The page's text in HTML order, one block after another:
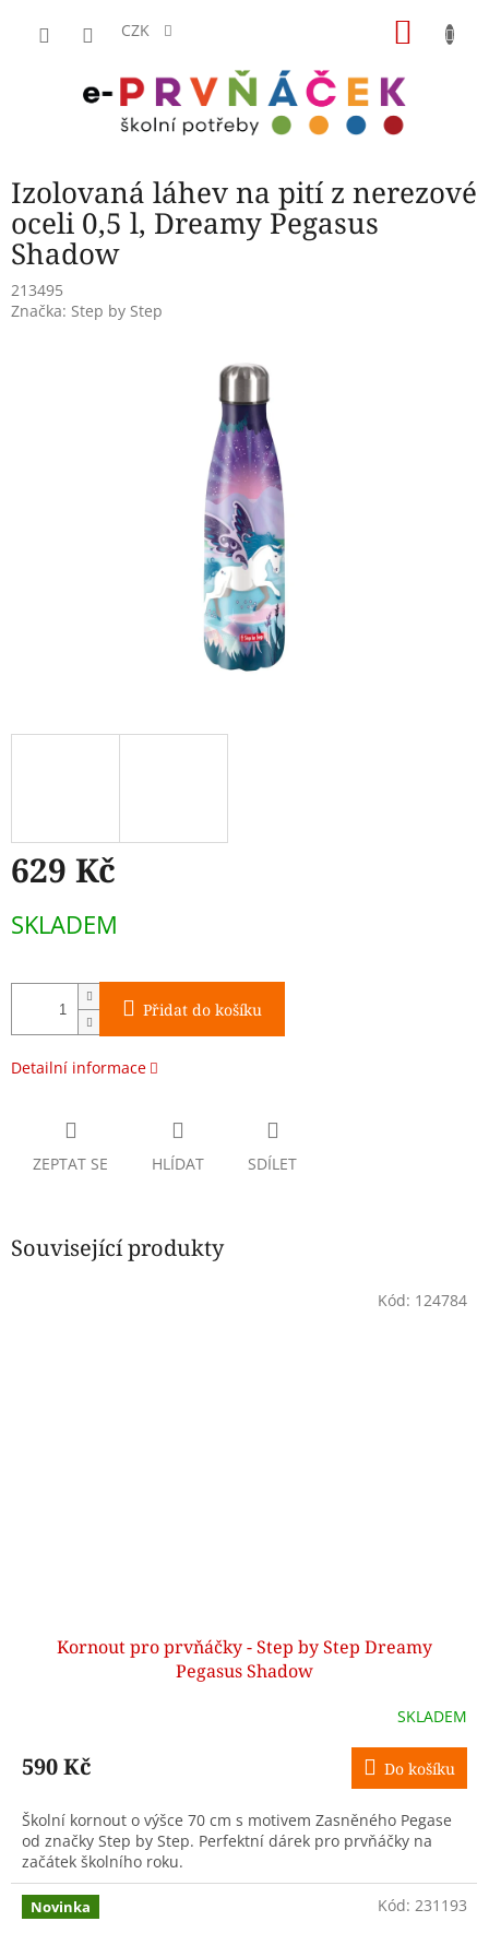
CZK
Izolovaná láhev na pití z nerezové
oceli 0,5 l, Dreamy Pegasus
Shadow
213495
Značka: Step by Step
629 Kč
cena:
SKLADEM
Přidat do košíku
Detailní informace
ZEPTAT SE HLÍDAT SDÍLET
Související produkty
Kornout pro prvňáčky - Step by Step Dreamy
Pegasus Shadow
SKLADEM
590 Kč Do košíku
Školní kornout o výšce 70 cm s motivem Zasněného Pegase
od značky Step by Step. Perfektní dárek pro prvňáčky na
začátek školního roku.
Kód: 124784
Novinka Kód: 231193